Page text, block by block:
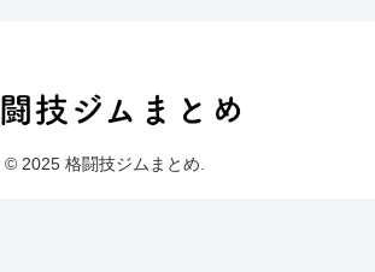
© 2025 格闘技ジムまとめ.